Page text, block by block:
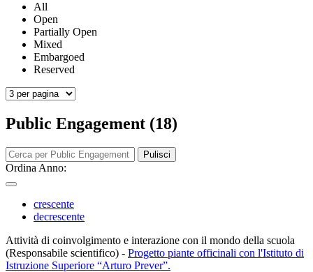
All
Open
Partially Open
Mixed
Embargoed
Reserved
Public Engagement (18)
Pulisci
Ordina Anno:
crescente
decrescente
Attività di coinvolgimento e interazione con il mondo della scuola
(Responsabile scientifico) - Progetto piante officinali con l'Istituto di
Istruzione Superiore “Arturo Prever”.